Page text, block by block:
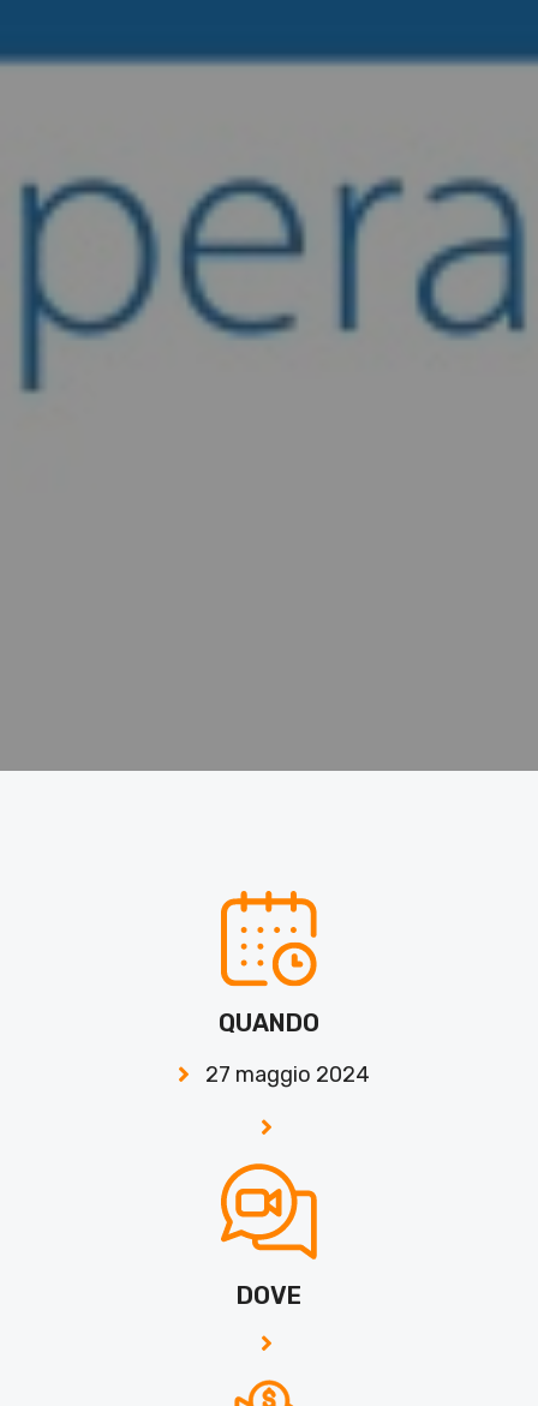
QUANDO
27 maggio 2024
DOVE